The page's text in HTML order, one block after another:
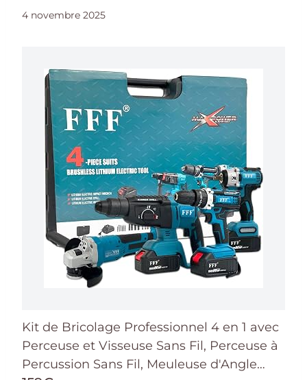
4 novembre 2025
Kit de Bricolage Professionnel 4 en 1 avec
Perceuse et Visseuse Sans Fil, Perceuse à
Percussion Sans Fil, Meuleuse d'Angle